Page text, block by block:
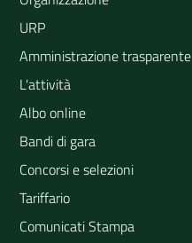
URP
Amministrazione trasparente
L'attività
Albo online
Bandi di gara
Concorsi e selezioni
Tariffario
Comunicati Stampa